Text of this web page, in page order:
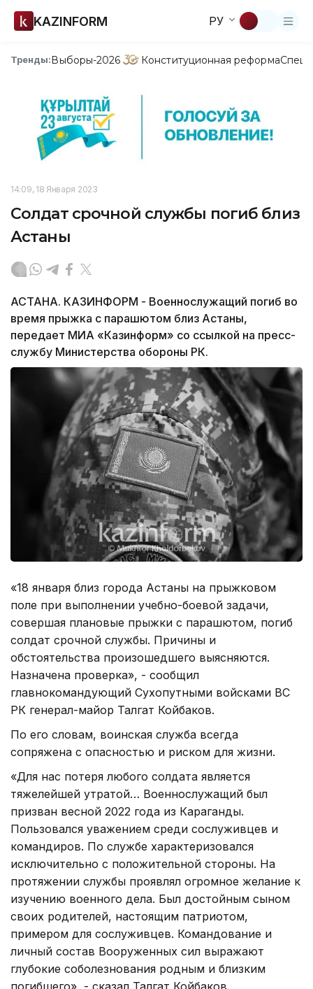
KAZINFORM РУ
Тренды:Выборы-2026 Конституционная реформа
14:09, 18 Января 2023
Солдат срочной службы погиб близ
Астаны
АСТАНА. КАЗИНФОРМ - Военнослужащий погиб во
время прыжка с парашютом близ Астаны,
передает МИА «Казинформ» со ссылкой на пресс-
службу Министерства обороны РК.
«18 января близ города Астаны на прыжковом
поле при выполнении учебно-боевой задачи,
совершая плановые прыжки с парашютом, погиб
солдат срочной службы. Причины и
обстоятельства произошедшего выясняются.
Назначена проверка», - сообщил
главнокомандующий Сухопутными войсками ВС
РК генерал-майор Талгат Койбаков.
По его словам, воинская служба всегда
сопряжена с опасностью и риском для жизни.
«Для нас потеря любого солдата является
тяжелейшей утратой… Военнослужащий был
призван весной 2022 года из Караганды.
Пользовался уважением среди сослуживцев и
командиров. По службе характеризовался
исключительно с положительной стороны. На
протяжении службы проявлял огромное желание к
изучению военного дела. Был достойным сыном
своих родителей, настоящим патриотом,
примером для сослуживцев. Командование и
личный состав Вооруженных сил выражают
глубокие соболезнования родным и близким